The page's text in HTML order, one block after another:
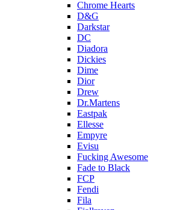
Chrome Hearts
D&G
Darkstar
DC
Diadora
Dickies
Dime
Dior
Drew
Dr.Martens
Eastpak
Ellesse
Empyre
Evisu
Fucking Awesome
Fade to Black
FCP
Fendi
Fila